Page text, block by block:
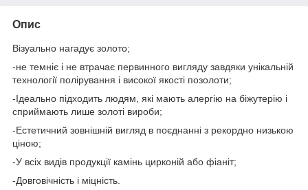
Опис
Візуально нагадує золото;
-не темніє і не втрачає первинного вигляду завдяки унікальній
технології полірування і високої якості позолоти;
-Ідеально підходить людям, які мають алергію на біжутерію і
сприймають лише золоті вироби;
-Естетичний зовнішній вигляд в поєднанні з рекордно низькою
ціною;
-У всіх видів продукції камінь цирконій або фіаніт;
-Довговічність і міцність.